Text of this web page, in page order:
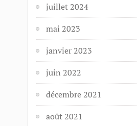
juillet 2024
mai 2023
janvier 2023
juin 2022
décembre 2021
août 2021